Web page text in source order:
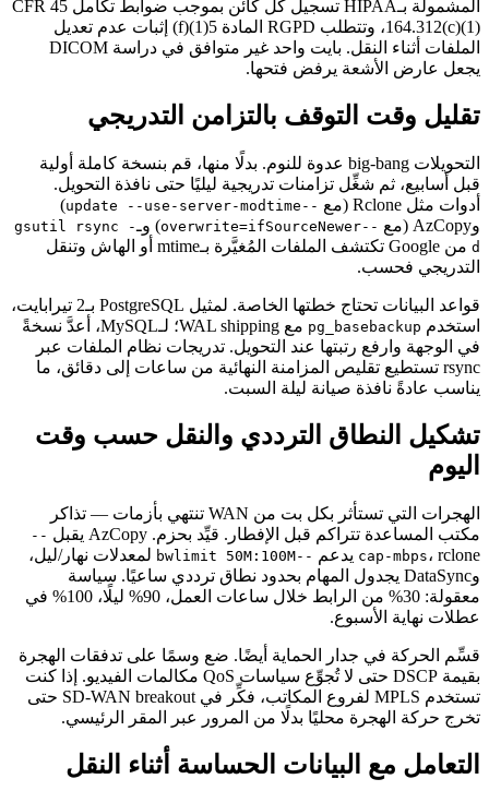
المشمولة بـHIPAA تسجيل كل كائن بموجب ضوابط تكامل 45 CFR
164.312(c)(1)، وتتطلب RGPD المادة 5(1)(f) إثبات عدم تعديل
الملفات أثناء النقل. بايت واحد غير متوافق في دراسة DICOM
يجعل عارض الأشعة يرفض فتحها.
تقليل وقت التوقف بالتزامن التدريجي
التحويلات big-bang عدوة للنوم. بدلًا منها، قم بنسخة كاملة أولية
قبل أسابيع، ثم شغِّل تزامنات تدريجية ليليًا حتى نافذة التحويل.
أدوات مثل Rclone (مع
--update --use-server-modtime
)
وAzCopy (مع
--overwrite=ifSourceNewer ) وـgsutil rsync -
d
من Google تكتشف الملفات المُغيَّرة بـmtime أو الهاش وتنقل
التدريجي فحسب.
قواعد البيانات تحتاج خطتها الخاصة. لمثيل PostgreSQL بـ2 تيرابايت،
استخدم pg_basebackup
مع WAL shipping؛ لـMySQL، أعدَّ نسخةً
في الوجهة وارفع رتبتها عند التحويل. تدريجات نظام الملفات عبر
rsync تستطيع تقليص المزامنة النهائية من ساعات إلى دقائق، ما
يناسب عادةً نافذة صيانة ليلة السبت.
تشكيل النطاق الترددي والنقل حسب وقت
اليوم
الهجرات التي تستأثر بكل بت من WAN تنتهي بأزمات — تذاكر
مكتب المساعدة تتراكم قبل الإفطار. قيِّد بحزم. AzCopy يقبل
--
cap-mbps، rclone يدعم --bwlimit 50M:100M
لمعدلات نهار/ليل،
وDataSync يجدول المهام بحدود نطاق ترددي ساعيًا. سياسة
معقولة: 30% من الرابط خلال ساعات العمل، 90% ليلًا، 100% في
عطلات نهاية الأسبوع.
قسِّم الحركة في جدار الحماية أيضًا. ضع وسمًا على تدفقات الهجرة
بقيمة DSCP حتى لا تُجوِّع سياسات QoS مكالمات الفيديو. إذا كنت
تستخدم MPLS لفروع المكاتب، فكِّر في SD-WAN breakout حتى
تخرج حركة الهجرة محليًا بدلًا من المرور عبر المقر الرئيسي.
التعامل مع البيانات الحساسة أثناء النقل